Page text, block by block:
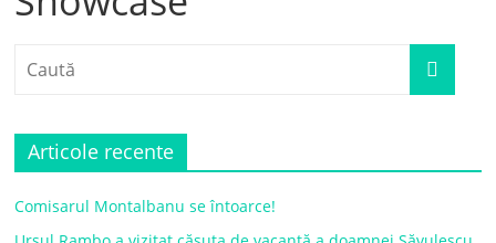
Articole recente
Comisarul Montalbanu se întoarce!